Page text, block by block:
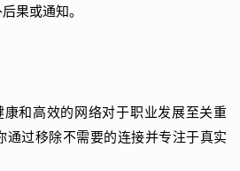
果或通知。
和高效的网络对于职业发展至关重
通过移除不需要的连接并专注于真实